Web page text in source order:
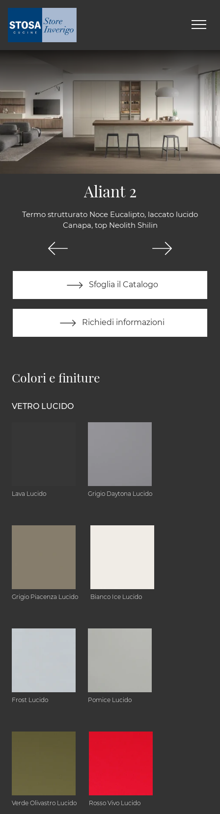
Termo strutturato Noce Eucalipto, laccato lucido
Canapa, top Neolith Shilin
Sfoglia il Catalogo
Richiedi informazioni
Aliant 2
Colori e finiture
VETRO LUCIDO
Lava Lucido Grigio Daytona Lucido
Grigio Piacenza Lucido Bianco Ice Lucido
Frost Lucido Pomice Lucido
Verde Olivastro Lucido Rosso Vivo Lucido